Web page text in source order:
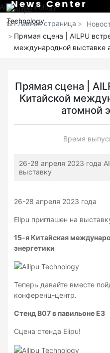
News Center
Главная страница
Прямая сцена | AILPU
международной выставке
Прямая сцена |
Китайской
атомной
Время
26-28 апреля 2023 года AILPU приглашен на
выставку
26-28 апреля 2023 года
Elipu приглашен на
15-я Китайская
энергетики
Теперь давайте вместе
конференц-центр.
Стенд B07 в павильоне E3
Сцена стенда Elipu!